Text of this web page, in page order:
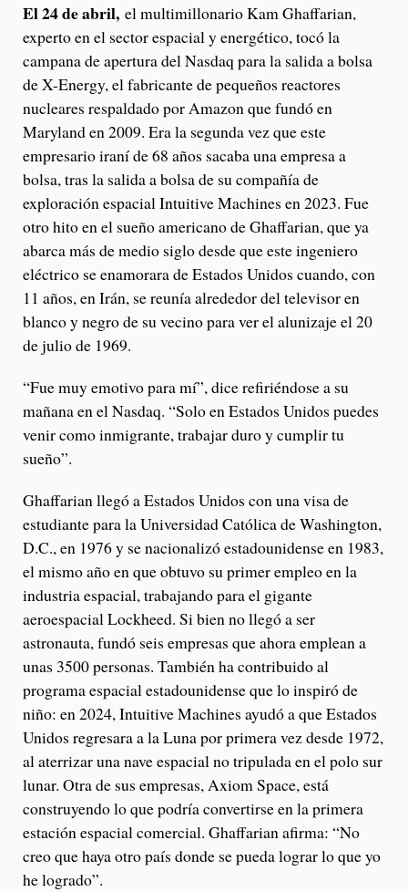
El 24 de abril, el multimillonario Kam Ghaffarian,
experto en el sector espacial y energético, tocó la
campana de apertura del Nasdaq para la salida a bolsa
de X-Energy, el fabricante de pequeños reactores
nucleares respaldado por Amazon que fundó en
Maryland en 2009. Era la segunda vez que este
empresario iraní de 68 años sacaba una empresa a
bolsa, tras la salida a bolsa de su compañía de
exploración espacial Intuitive Machines en 2023. Fue
otro hito en el sueño americano de Ghaffarian, que ya
abarca más de medio siglo desde que este ingeniero
eléctrico se enamorara de Estados Unidos cuando, con
11 años, en Irán, se reunía alrededor del televisor en
blanco y negro de su vecino para ver el alunizaje el 20
de julio de 1969.
“Fue muy emotivo para mí”, dice refiriéndose a su
mañana en el Nasdaq. “Solo en Estados Unidos puedes
venir como inmigrante, trabajar duro y cumplir tu
sueño”.
Ghaffarian llegó a Estados Unidos con una visa de
estudiante para la Universidad Católica de Washington,
D.C., en 1976 y se nacionalizó estadounidense en 1983,
el mismo año en que obtuvo su primer empleo en la
industria espacial, trabajando para el gigante
aeroespacial Lockheed. Si bien no llegó a ser
astronauta, fundó seis empresas que ahora emplean a
unas 3500 personas. También ha contribuido al
programa espacial estadounidense que lo inspiró de
niño: en 2024, Intuitive Machines ayudó a que Estados
Unidos regresara a la Luna por primera vez desde 1972,
al aterrizar una nave espacial no tripulada en el polo sur
lunar. Otra de sus empresas, Axiom Space, está
construyendo lo que podría convertirse en la primera
estación espacial comercial. Ghaffarian afirma: “No
creo que haya otro país donde se pueda lograr lo que yo
he logrado”.